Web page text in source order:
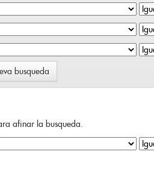
busqueda
afinar la busqueda.